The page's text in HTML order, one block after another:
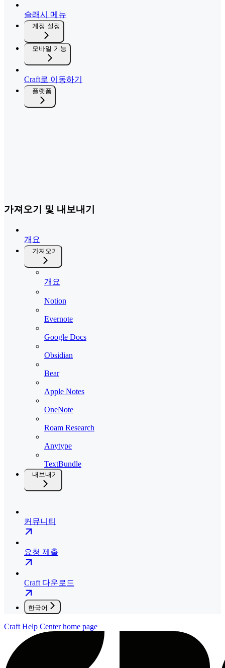
슬래시 메뉴
계정 설정
모바일 기능
Craft로 이동하기
플랫폼
가져오기 및 내보내기
개요
가져오기
개요
Notion
Evernote
Google Docs
Obsidian
Bear
Apple Notes
OneNote
Roam Research
Anytype
TextBundle
내보내기
커뮤니티
요청 제출
Craft 다운로드
한국어
Craft Help Centerhome page